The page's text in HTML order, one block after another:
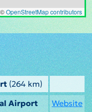
©OpenStreetMap contributors
(264 km)
Airport
Website